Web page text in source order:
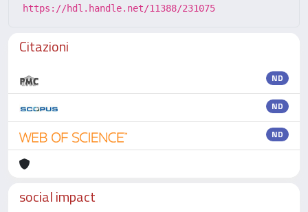
https://hdl.handle.net/11388/231075
Citazioni
ND
ND
ND
social impact